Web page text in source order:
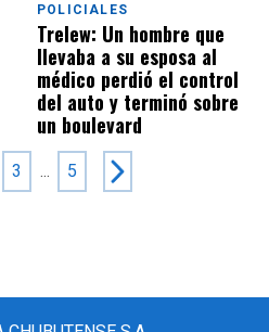
POLICIALES
Trelew: Un hombre que
llevaba a su esposa al
médico perdió el control
del auto y terminó sobre
un boulevard
3 ... 5